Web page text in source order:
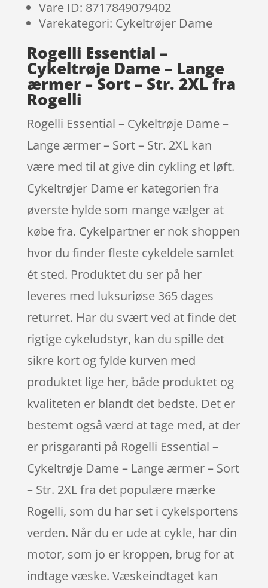
Vare ID: 8717849079402
Varekategori: Cykeltrøjer Dame
Rogelli Essential –
Cykeltrøje Dame – Lange
ærmer – Sort – Str. 2XL fra
Rogelli
Rogelli Essential – Cykeltrøje Dame –
Lange ærmer – Sort – Str. 2XL kan
være med til at give din cykling et løft.
Cykeltrøjer Dame er kategorien fra
øverste hylde som mange vælger at
købe fra. Cykelpartner er nok shoppen
hvor du finder fleste cykeldele samlet
ét sted. Produktet du ser på her
leveres med luksuriøse 365 dages
returret. Har du svært ved at finde det
rigtige cykeludstyr, kan du spille det
sikre kort og fylde kurven med
produktet lige her, både produktet og
kvaliteten er blandt det bedste. Det er
bestemt også værd at tage med, at der
er prisgaranti på Rogelli Essential –
Cykeltrøje Dame – Lange ærmer – Sort
– Str. 2XL fra det populære mærke
Rogelli, som du har set i cykelsportens
verden. Når du er ude at cykle, har din
motor, som jo er kroppen, brug for at
indtage væske. Væskeindtaget kan